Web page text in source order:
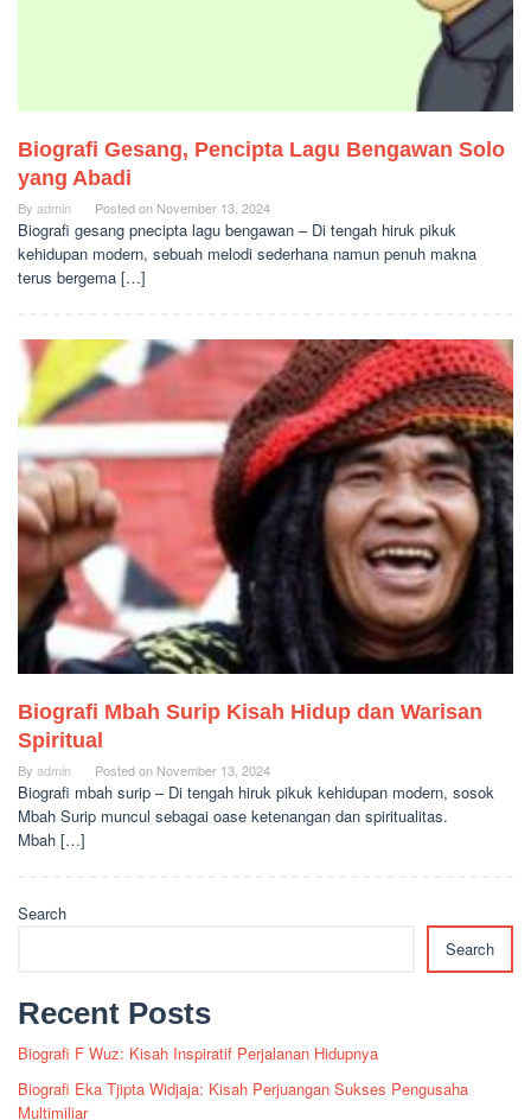
Biografi Gesang, Pencipta Lagu Bengawan Solo
yang Abadi
By admin Posted on November 13, 2024
Biografi gesang pnecipta lagu bengawan – Di tengah hiruk pikuk
kehidupan modern, sebuah melodi sederhana namun penuh makna
terus bergema […]
Biografi Mbah Surip Kisah Hidup dan Warisan
Spiritual
By admin Posted on November 13, 2024
Biografi mbah surip – Di tengah hiruk pikuk kehidupan modern, sosok
Mbah Surip muncul sebagai oase ketenangan dan spiritualitas.
Mbah […]
Search
Search
Recent Posts
Biografi F Wuz: Kisah Inspiratif Perjalanan Hidupnya
Biografi Eka Tjipta Widjaja: Kisah Perjuangan Sukses Pengusaha
Multimiliar